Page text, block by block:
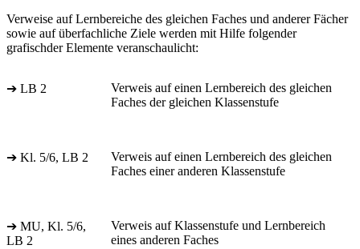
Verweise auf Lernbereiche des gleichen Faches und anderer Fächer
sowie auf überfachliche Ziele werden mit Hilfe folgender
grafischder Elemente veranschaulicht:
➔ LB 2
Verweis auf einen Lernbereich des gleichen
Faches der gleichen Klassenstufe
➔ Kl. 5/6, LB 2
Verweis auf einen Lernbereich des gleichen
Faches einer anderen Klassenstufe
➔ MU, Kl. 5/6,
LB 2
Verweis auf Klassenstufe und Lernbereich
eines anderen Faches